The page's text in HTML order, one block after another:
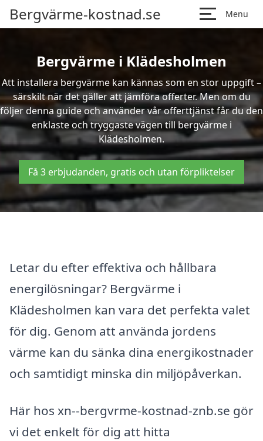
Bergvärme-kostnad.se Menu
Bergvärme i Klädesholmen
Att installera bergvärme kan kännas som en stor uppgift –
särskilt när det gäller att jämföra offerter. Men om du
följer denna guide och använder vår offerttjänst får du den
enklaste och tryggaste vägen till bergvärme i
Klädesholmen.
Få 3 erbjudanden, gratis och utan förpliktelser
Letar du efter effektiva och hållbara
energilösningar? Bergvärme i
Klädesholmen kan vara det perfekta valet
för dig. Genom att använda jordens
värme kan du sänka dina energikostnader
och samtidigt minska din miljöpåverkan.
Här hos xn--bergvrme-kostnad-znb.se gör
vi det enkelt för dig att hitta